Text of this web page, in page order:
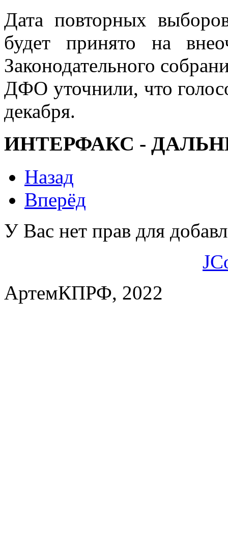
Дата повторных
будет принято на
Законодательного
ДФО уточнили, что
декабря.
ИНТЕРФАКС -
Назад
Вперёд
У Вас нет прав для
АртемКПРФ, 2022